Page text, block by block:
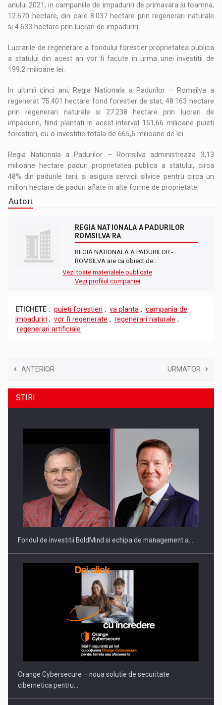
anului 2021, in campaniile de impaduriri de primavara si toamna,
12.670 hectare, din care 8.037 hectare prin regenerari naturale
si 4.633 hectare prin lucrari de impaduriri.
Lucrarile de regenerare a fondului forestier proprietatea publica
a statului din acest an vor fi facute in urma unei investitii de
199,2 milioane lei.
In ultimii cinci ani, Regia Nationala a Padurilor – Romsilva a
regenerat 75.401 hectare fond forestier de stat, 48.163 hectare
prin regenerari naturale si 27.238 hectare prin lucrari de
impaduriri, fiind plantati in acest interval 151,66 milioane puieti
forestieri, cu o investitie totala de 665,6 milioane de lei.
Regia Nationala a Padurilor – Romsilva administreaza 3,13
milioane hectare paduri proprietatea publica a statului, circa
48% din padurile tarii, si asigura servicii silvice pentru circa un
milion hectare de paduri aflate in alte forme de proprietate.
Autori
REGIA NATIONALA A PADURILOR
ROMSILVA RA
REGIA NATIONALA A PADURILOR -
ROMSILVA are ca obiect de…
Vezi toate materialele publicate
Vezi profilul companiei
ETICHETE : puieti forestieri , va planta , campania de
impaduriri , vor fi regenerate , regenerari naturale ,
regenerari artificiale
ANTERIOR URMATOR
STIRI
Fondul de investitii BoldMind si echipa de management a…
Orange Cybersecure – noua solutie de securitate
cibernetica pentru…